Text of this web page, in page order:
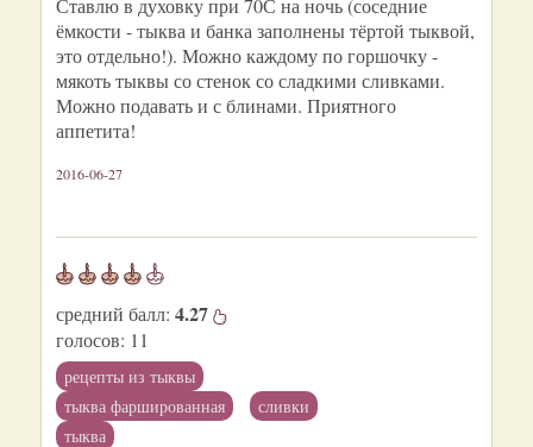
Ставлю в духовку при 70С на ночь (соседние
ёмкости - тыква и банка заполнены тёртой тыквой,
это отдельно!). Можно каждому по горшочку -
мякоть тыквы со стенок со сладкими сливками.
Можно подавать и с блинами. Приятного
аппетита!
2016-06-27
средний балл: 4.27
голосов: 11
рецепты из тыквы
тыква фаршированная
сливки
тыква